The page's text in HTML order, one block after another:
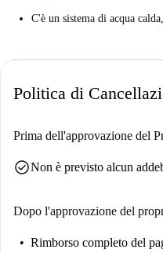
C'è un sistema di acqua
Politica di
Prima dell'approvazione del
check_circleNon è previsto alcun
Dopo l'approvazione del
Rimborso completo del